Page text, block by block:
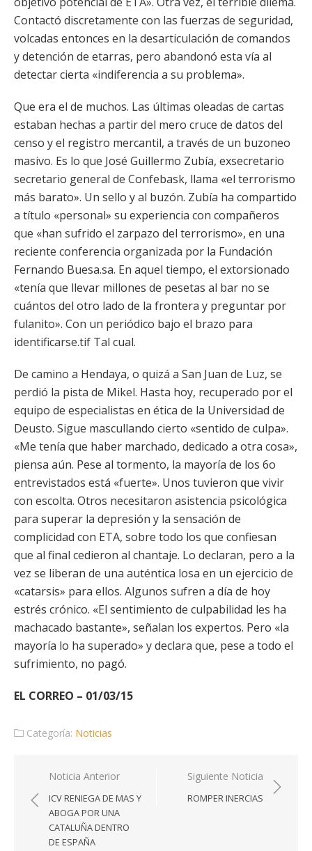
Contactó discretamente con las fuerzas de seguridad,
volcadas entonces en la desarticulación de comandos
y detención de etarras, pero abandonó esta vía al
detectar cierta «indiferencia a su problema».
Que era el de muchos. Las últimas oleadas de cartas
estaban hechas a partir del mero cruce de datos del
censo y el registro mercantil, a través de un buzoneo
masivo. Es lo que José Guillermo Zubía, exsecretario
secretario general de Confebask, llama «el terrorismo
más barato». Un sello y al buzón. Zubía ha compartido
a título «personal» su experiencia con compañeros
que «han sufrido el zarpazo del terrorismo», en una
reciente conferencia organizada por la Fundación
Fernando Buesa.sa. En aquel tiempo, el extorsionado
«tenía que llevar millones de pesetas al bar no se
cuántos del otro lado de la frontera y preguntar por
fulanito». Con un periódico bajo el brazo para
identificarse.tif Tal cual.
De camino a Hendaya, o quizá a San Juan de Luz, se
perdió la pista de Mikel. Hasta hoy, recuperado por el
equipo de especialistas en ética de la Universidad de
Deusto. Sigue mascullando cierto «sentido de culpa».
«Me tenía que haber marchado, dedicado a otra cosa»,
piensa aún. Pese al tormento, la mayoría de los 6o
entrevistados está «fuerte». Unos tuvieron que vivir
con escolta. Otros necesitaron asistencia psicológica
para superar la depresión y la sensación de
complicidad con ETA, sobre todo los que confiesan
que al final cedieron al chantaje. Lo declaran, pero a la
vez se liberan de una auténtica losa en un ejercicio de
«catarsis» para ellos. Algunos sufren a día de hoy
estrés crónico. «El sentimiento de culpabilidad les ha
machacado bastante», señalan los expertos. Pero «la
mayoría lo ha superado» y declara que, pese a todo el
sufrimiento, no pagó.
EL CORREO – 01/03/15
Categoría: Noticias
Navegación
de
entradas
Noticia Anterior
ICV RENIEGA DE MAS Y
ABOGA POR UNA
CATALUÑA DENTRO
DE ESPAÑA
Siguiente Noticia
ROMPER INERCIAS